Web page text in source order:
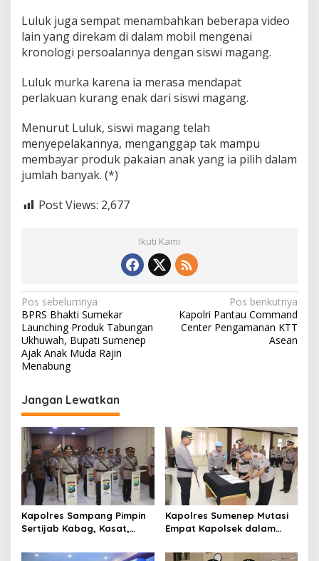
Luluk juga sempat menambahkan beberapa video
lain yang direkam di dalam mobil mengenai
kronologi persoalannya dengan siswi magang.
Luluk murka karena ia merasa mendapat
perlakuan kurang enak dari siswi magang.
Menurut Luluk, siswi magang telah
menyepelakannya, menganggap tak mampu
membayar produk pakaian anak yang ia pilih dalam
jumlah banyak. (*)
Post Views: 2,677
Ikuti Kami
N
a
v
i
a
s
i
p
o
s
Pos sebelumnya
BPRS Bhakti Sumekar
Launching Produk Tabungan
Ukhuwah, Bupati Sumenep
Ajak Anak Muda Rajin
Menabung
Pos berikutnya
Kapolri Pantau Command
Center Pengamanan KTT
Asean
Jangan Lewatkan
Kapolres Sampang Pimpin
Sertijab Kabag, Kasat,
Kapolres Sumenep Mutasi
Empat Kapolsek dalam